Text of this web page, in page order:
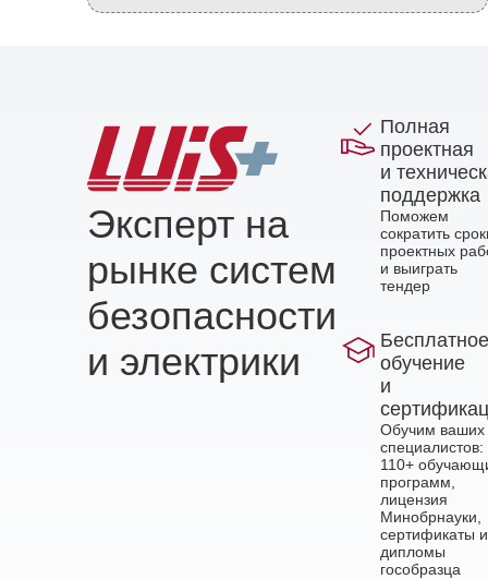
Эксперт на
рынке систем
безопасности
и электрики
Полная
проектная
и
поддержка
Поможем
сократить
проектных
и выиграть
тендер
Бесплатное
обучение
и
Обучим ваших
специалистов:
110+
программ,
лицензия
Минобрнауки,
сертификаты и
дипломы
гособразца